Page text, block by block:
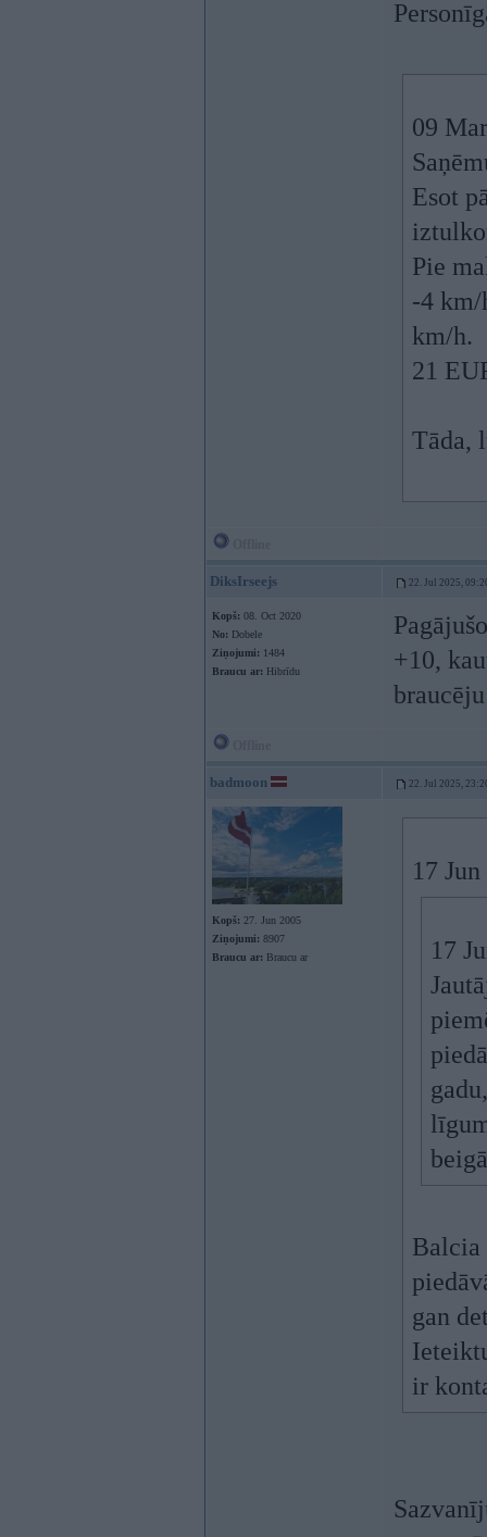
09
Esot
Pie
-4 km/
km/h.
21
Tāda,
DiksIrseejs 22. Jul 2025,
Kopš: 08. Oct 2020
No: Dobele
Ziņojumi: 1484
Braucu ar: Hibrīdu
+10,
badmoon 22. Jul 2025,
Kopš: 27. Jun 2005
Ziņojumi: 8907
Braucu ar: Braucu ar
17
17
Balcia
gan
ir